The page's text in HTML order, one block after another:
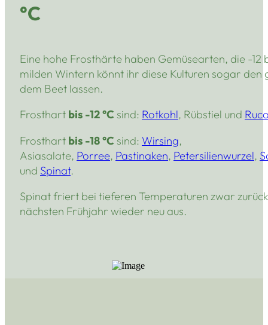
°C
Eine hohe Frosthärte haben Gemüsearten, die -12
milden Wintern könnt ihr diese Kulturen sogar
dem Beet lassen.
Frosthart bis -12 °C sind: Rotkohl, Rübstiel und
Frosthart bis -18 °C sind: Wirsing,
Asiasalate, Porree, Pastinaken, Petersilienwurzel,
und Spinat.
Spinat friert bei tieferen Temperaturen zwar
nächsten Frühjahr wieder neu aus.